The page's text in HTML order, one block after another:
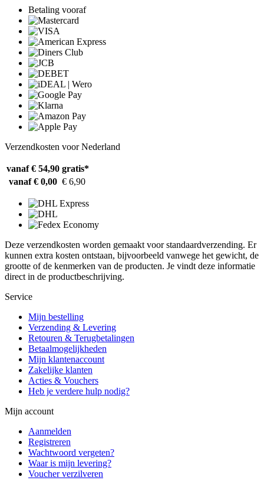
Betaling vooraf
Verzendkosten voor Nederland
vanaf € 54,90 gratis*
vanaf € 0,00 € 6,90
Deze verzendkosten worden gemaakt voor standaardverzending. Er
kunnen extra kosten ontstaan, bijvoorbeeld vanwege het gewicht, de
grootte of de kenmerken van de producten. Je vindt deze informatie
direct in de productbeschrijving.
Service
Mijn bestelling
Verzending & Levering
Retouren & Terugbetalingen
Betaalmogelijkheden
Mijn klantenaccount
Zakelijke klanten
Acties & Vouchers
Heb je verdere hulp nodig?
Mijn account
Aanmelden
Registreren
Wachtwoord vergeten?
Waar is mijn levering?
Voucher verzilveren